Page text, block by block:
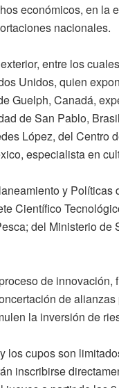
económicos, en la
nacionales.
entre los
Unidos, quien
Guelph, Canadá,
de San Pablo,
López, del Centro
especialista en
y
Científico
del Ministerio
de
de
la inversión de
los cupos son
inscribirse